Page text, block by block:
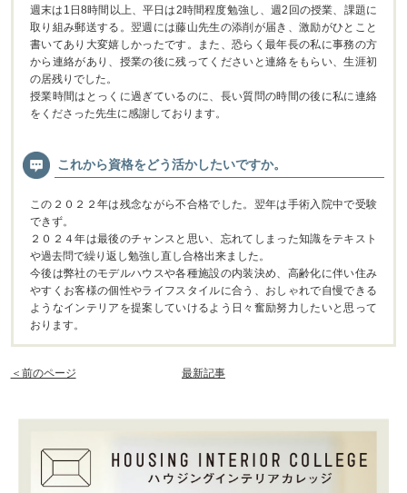
週末は1日8時間以上、平日は2時間程度勉強し、週2回の授業、課題に
取り組み郵送する。翌週には藤山先生の添削が届き、激励がひとこと
書いてあり大変嬉しかったです。また、恐らく最年長の私に事務の方
から連絡があり、授業の後に残ってくださいと連絡をもらい、生涯初
の居残りでした。
授業時間はとっくに過ぎているのに、長い質問の時間の後に私に連絡
をくださった先生に感謝しております。
これから資格をどう活かしたいですか。
この２０２２年は残念ながら不合格でした。翌年は手術入院中で受験
できず。
２０２４年は最後のチャンスと思い、忘れてしまった知識をテキスト
や過去問で繰り返し勉強し直し合格出来ました。
今後は弊社のモデルハウスや各種施設の内装決め、高齢化に伴い住み
やすくお客様の個性やライフスタイルに合う、おしゃれで自慢できる
ようなインテリアを提案していけるよう日々奮励努力したいと思って
おります。
＜前のページ 最新記事